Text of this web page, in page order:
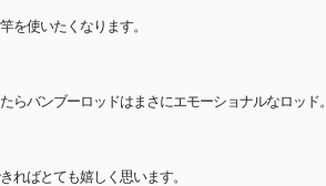
を使いたくなります。
バンブーロッドはまさにエモーショナルなロッド。
ればとても嬉しく思います。